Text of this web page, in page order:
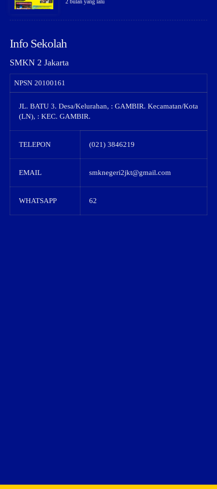
2 bulan yang lalu
Info Sekolah
SMKN 2 Jakarta
NPSN 20100161
JL. BATU 3. Desa/Kelurahan, : GAMBIR. Kecamatan/Kota
(LN), : KEC. GAMBIR.
TELEPON (021) 3846219
EMAIL smknegeri2jkt@gmail.com
WHATSAPP 62